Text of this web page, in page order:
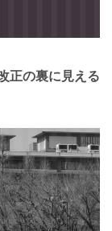
正の裏に見える